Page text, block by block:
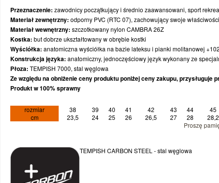
CZĘŚCI ZAMIENNE
KASKI
KÓŁKA
ODZIEŻ
OKULARY SPORTOWE
SPRZĘT OCHRONNY
OKULARY
TORBY
BRAMKI
WYPRZEDAŻ
PODKŁADKI POD KOŁA
FUTBOL AMERYKAŃSKI
NARCIARSTWO BIEGOWE I ZJAZDOWE
PIŁKA NOŻNA
SIATKÓWKA
NHL
HKS JETS
PTH KOZIOŁKI POZNAŃ
KOLEKCJE SEZONOWE
GRY I CZĘŚCI ZAMIENNE
BAUER
USŁUGI SERWISOWE
PROSHARP
Przeznaczenie: zawodnicy początkujący i średnio zaawansowani, sport
Materiał zewnętrzny: odporny PVC (RTC 07), zachowujący swoje
Materiał wewnętrzny: szczotkowany nylon CAMBRA 26Z
Kostka: but dobrze ukształtowany w obrębie kostki
Wyściółka: anatomiczna wyściółka na bazie lateksu i pianki molitanowej
Konstrukcja języka: anatomiczny, jednoczęściowy język wykonany ze
Płoza: TEMPISH 7000, stal węglowa
Ze względu na obniżenie ceny produktu poniżej ceny zakupu, przysługuje
Produkt w 100% sprawny
rozmiar 38 39 40 41 42 43 44
45
cm
23,5 24 25 26 26,5 27 28
28,2
Proszę
TEMPISH CARBON STEEL - stal węglowa